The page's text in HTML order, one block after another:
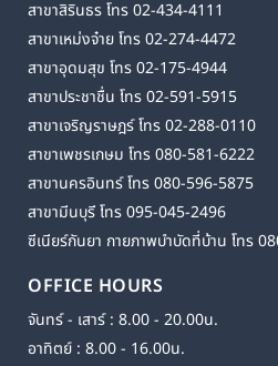
สาขาสิรินธร โทร 02-434-4111
สาขาเหม่งจ๋าย โทร 02-274-4472
สาขาอุดมสุข โทร 02-175-4944
สาขาประชาชื่น โทร 02-591-5915
สาขาเจริญราษฎร์ โทร 02-288-0110
สาขาเพชรเกษม โทร 080-581-6222
สาขานครอินทร์ โทร 080-596-5875
สาขามีนบุรี โทร 095-045-2496
ซีเนียร์กันยา กายภาพบำบัดที่บ้าน โทร
OFFICE HOURS
จันทร์ - เสาร์ : 8.00 - 20.00น.
อาทิตย์ : 8.00 - 16.00น.